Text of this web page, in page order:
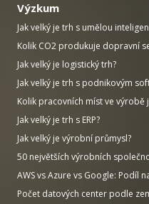
Výzkum
Jak velký je trh s umělou
Kolik CO2 produkuje dopravní
Jak velký je logistický trh?
Jak velký je trh s podnikovým
Kolik pracovních míst ve výrobě
Jak velký je trh s ERP?
Jak velký je výrobní průmysl?
50 největších výrobních
AWS vs Azure vs Google: Podíl
Počet datových center podle